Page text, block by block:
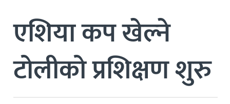
एशिया कप खेल्ने
टोलीको प्रशिक्षण शुरु